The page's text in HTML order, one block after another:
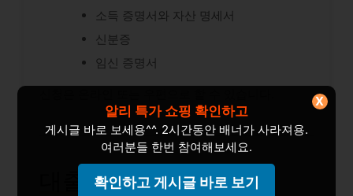
소득 증명서와 자산 명세서
신분증
임신 증명서
대출 날짜 및 금리
알리 특가 쇼핑 확인하고
게시글 바로 보세용^^. 2시간동안 배너가 사라져용.
여러분들 한번 참여해보세요.
확인하고 게시글 바로 보기
X